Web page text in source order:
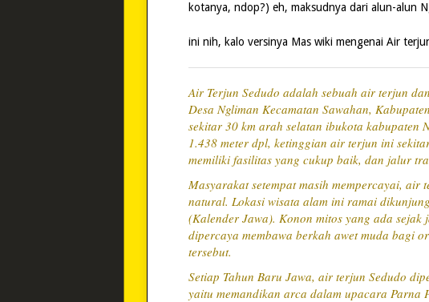
kotanya, ndop?) eh, maksudnya dari alun-alun
ini nih, kalo versinya Mas wiki mengenai Air
Air Terjun Sedudo adalah sebuah air terjun
Desa Ngliman Kecamatan Sawahan,
sekitar 30 km arah selatan ibukota kabupaten
1.438 meter dpl, ketinggian air terjun ini
memiliki fasilitas yang cukup baik, dan jalur
Masyarakat setempat masih mempercayai, air
natural. Lokasi wisata alam ini ramai
(Kalender Jawa). Konon mitos yang ada
dipercaya membawa berkah awet muda bagi
tersebut.
Setiap Tahun Baru Jawa, air terjun Sedudo
yaitu memandikan arca dalam upacara Parna